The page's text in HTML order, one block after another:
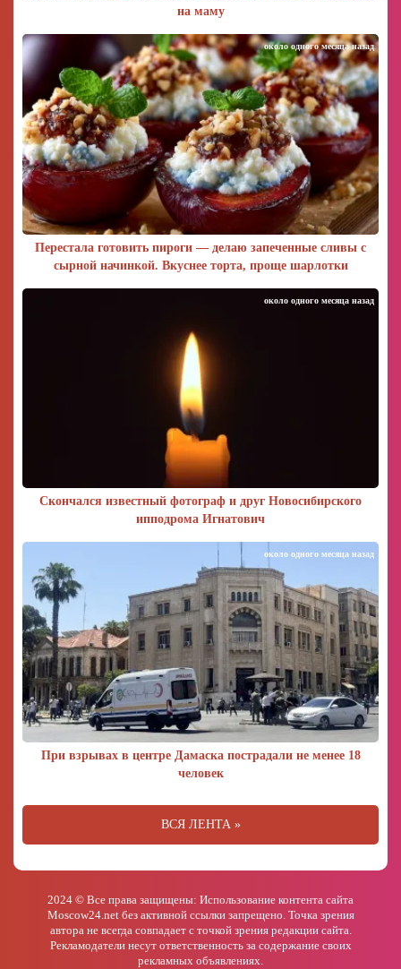
на маму
Перестала готовить пироги — делаю запеченные сливы с
сырной начинкой. Вкуснее торта, проще шарлотки
около одного месяца назад
Скончался известный фотограф и друг Новосибирского
ипподрома Игнатович
около одного месяца назад
При взрывах в центре Дамаска пострадали не менее 18
человек
около одного месяца назад
ВСЯ ЛЕНТА »
2024 © Все права защищены: Использование контента сайта
Moscow24.net без активной ссылки запрещено. Точка зрения
автора не всегда совпадает с точкой зрения редакции сайта.
Рекламодатели несут ответственность за содержание своих
рекламных объявлениях.